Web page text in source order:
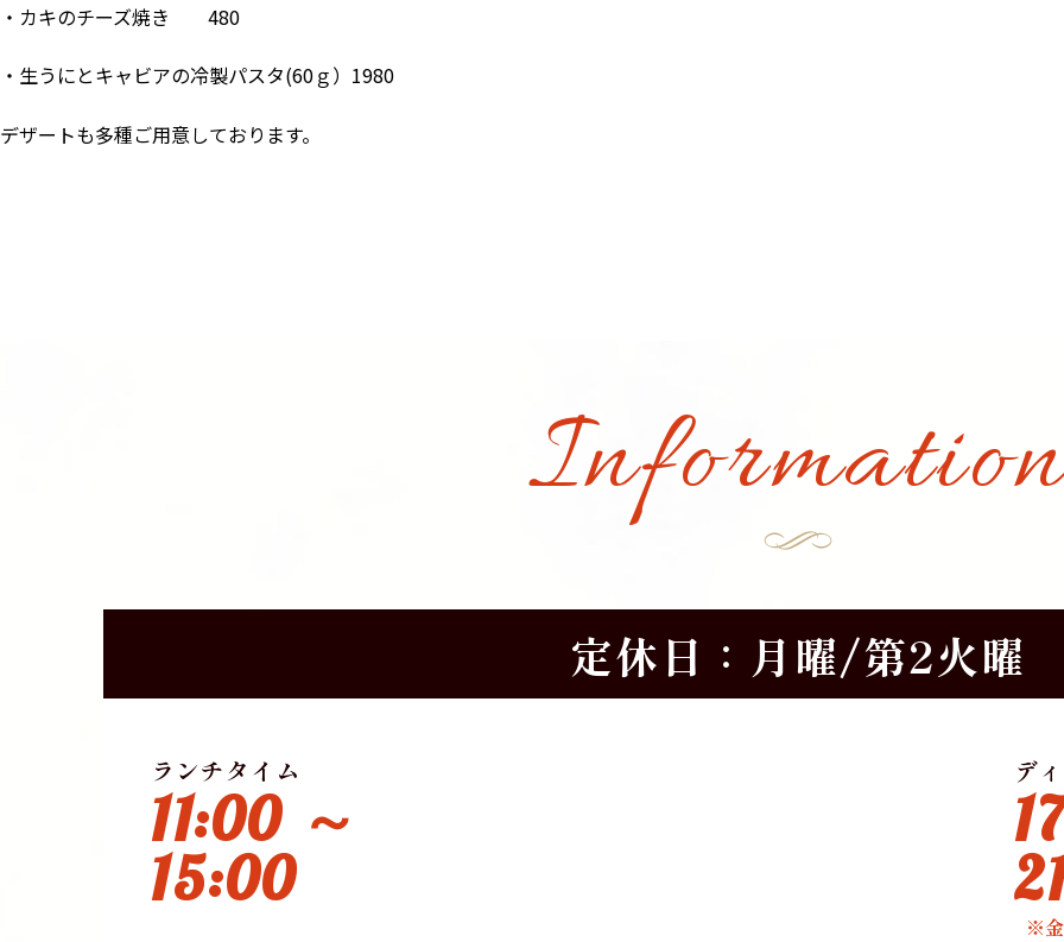
・カキのチーズ焼き 480
・生うにとキャビアの冷製パスタ(60ｇ）1980
デザートも多種ご用意しております。
定休日：月曜/第2火曜
ランチタイム
11:00 ～
15:00
デ
※